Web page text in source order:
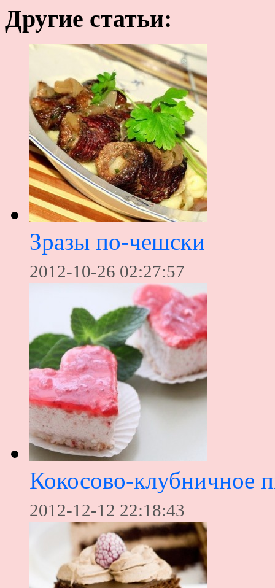
Другие статьи:
Зразы по-чешски
2012-10-26 02:27:57
Кокосово-клубничное
2012-12-12 22:18:43